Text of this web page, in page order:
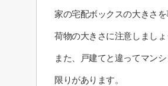
家の宅配ボックスの大きさ
荷物の大きさに注意しましょ
また、戸建てと違ってマン
限りがあります。